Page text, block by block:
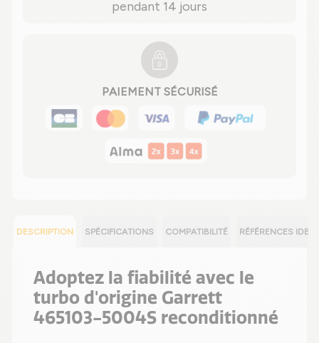
pendant 14 jours
PAIEMENT SÉCURISÉ
DESCRIPTION SPÉCIFICATIONS COMPATIBILITÉ RÉFÉRENCES
Adoptez la fiabilité avec le
turbo d'origine Garrett
465103-5004S reconditionné